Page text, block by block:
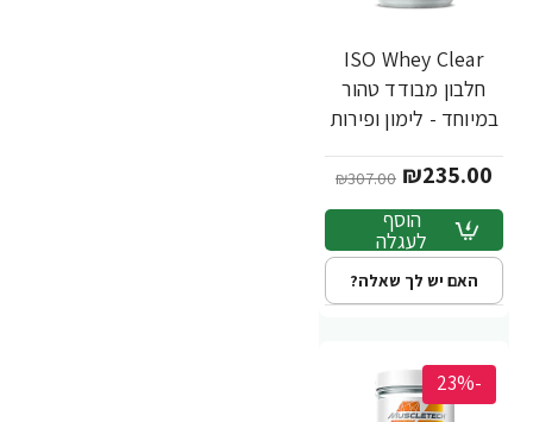
ISO Whey Clear
חלבון מבודד טהור
במיוחד - לימון ופירות
MuscleTech
₪235.00
₪307.00
הוסף
לעגלה
האם יש לך שאלה?
-23%